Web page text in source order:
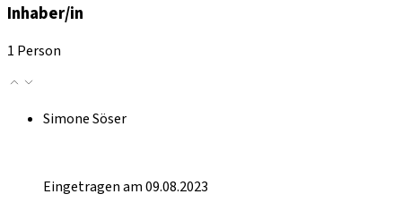
Inhaber/in
1 Person
Simone Söser
Eingetragen am 09.08.2023